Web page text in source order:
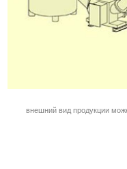
внешний вид продукции